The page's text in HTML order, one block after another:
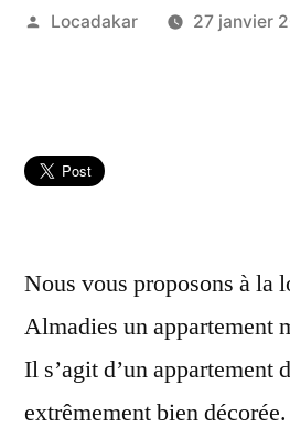
Publié
Locadakar 27 janvier
Nous vous proposons à la
Almadies un appartement
Il s’agit d’un appartement
extrêmement bien décorée.